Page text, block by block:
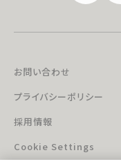
お問い合わせ
プライバシーポリシー
採用情報
Cookie Settings